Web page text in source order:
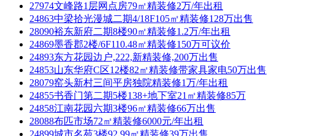
27974文峰路1层网点房79㎡精装修2万/年出租
24863中梁拾光漫城二期4/18F105㎡精装修128万出售
28090裕东新府二期8楼90㎡精装修1.2万/年出租
24869墨香郡2楼/6F110.48㎡精装修150万可议价
24893东方花园边户,222,新精装修,200万出售
24853山东华府C区12楼82㎡精装修带家具家电50万出售
28079窑头新村三间平房独院精装修1万/年出租
24855书香门第二期5楼138+地下室21㎡精装修85万
24858江南花园六期3楼96㎡精装修66万出售
28088布匹市场72㎡精装修6000元/年出租